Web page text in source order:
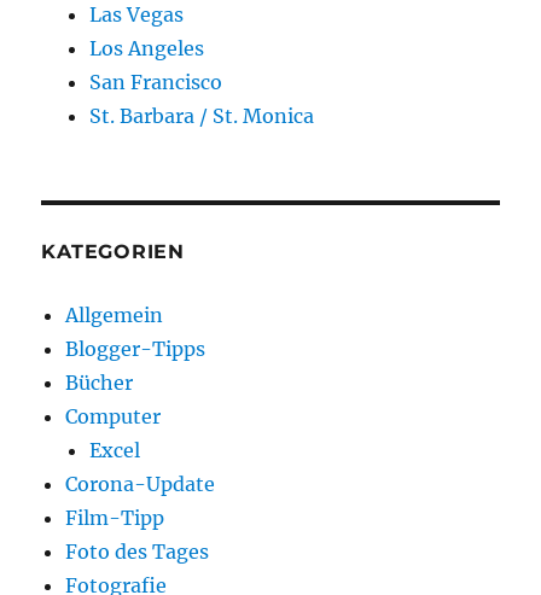
Las Vegas
Los Angeles
San Francisco
St. Barbara / St. Monica
KATEGORIEN
Allgemein
Blogger-Tipps
Bücher
Computer
Excel
Corona-Update
Film-Tipp
Foto des Tages
Fotografie